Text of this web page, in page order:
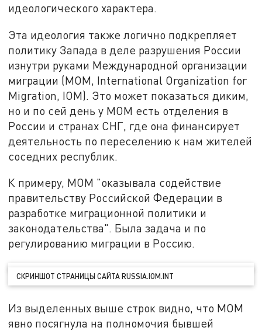
идеологического характера.
Эта идеология также логично подкрепляет
политику Запада в деле разрушения России
изнутри руками Международной организации
миграции (МОМ, International Organization for
Migration, IOM). Это может показаться диким,
но и по сей день у МОМ есть отделения в
России и странах СНГ, где она финансирует
деятельность по переселению к нам жителей
соседних республик.
К примеру, МОМ "оказывала содействие
правительству Российской Федерации в
разработке миграционной политики и
законодательства". Была задача и по
регулированию миграции в Россию.
СКРИНШОТ СТРАНИЦЫ САЙТА RUSSIA.IOM.INT
Из выделенных выше строк видно, что МОМ
явно посягнула на полномочия бывшей